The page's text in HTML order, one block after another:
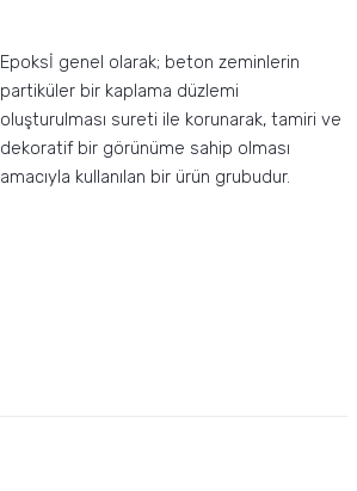
Epoksİ genel olarak; beton zeminlerin
partiküler bir kaplama düzlemi
oluşturulması sureti ile korunarak, tamiri ve
dekoratif bir görünüme sahip olması
amacıyla kullanılan bir ürün grubudur.